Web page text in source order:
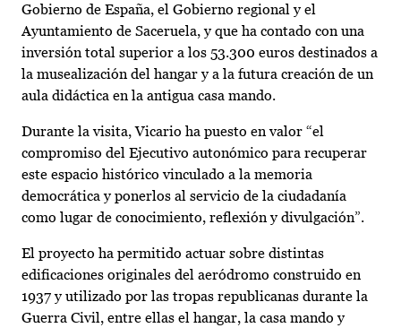
Gobierno de España, el Gobierno regional y el
Ayuntamiento de Saceruela, y que ha contado con una
inversión total superior a los 53.300 euros destinados a
la musealización del hangar y a la futura creación de un
aula didáctica en la antigua casa mando.
Durante la visita, Vicario ha puesto en valor “el
compromiso del Ejecutivo autonómico para recuperar
este espacio histórico vinculado a la memoria
democrática y ponerlos al servicio de la ciudadanía
como lugar de conocimiento, reflexión y divulgación”.
El proyecto ha permitido actuar sobre distintas
edificaciones originales del aeródromo construido en
1937 y utilizado por las tropas republicanas durante la
Guerra Civil, entre ellas el hangar, la casa mando y